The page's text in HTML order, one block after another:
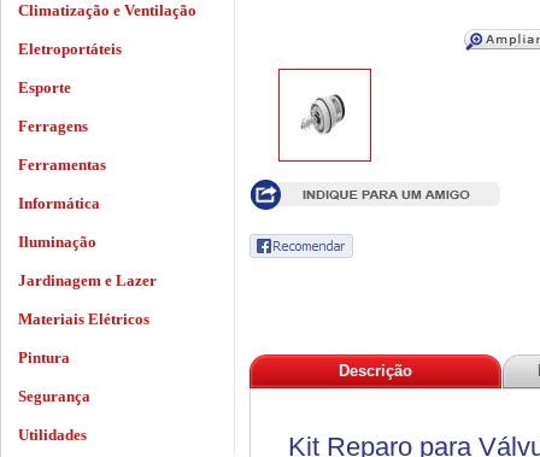
Descrição
Kit Reparo para
Climatização e Ventilação
Eletroportáteis
Esporte
Ferragens
Ferramentas
Informática
Iluminação
Jardinagem e Lazer
Materiais Elétricos
Pintura
Segurança
Utilidades